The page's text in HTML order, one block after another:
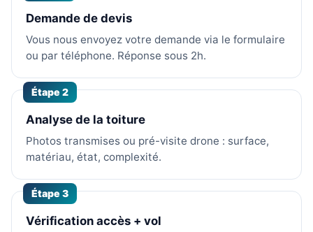
Demande de devis
Vous nous envoyez votre demande via le formulaire
ou par téléphone. Réponse sous 2h.
Étape 2
Analyse de la toiture
Photos transmises ou pré-visite drone : surface,
matériau, état, complexité.
Étape 3
Vérification accès + vol